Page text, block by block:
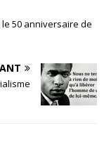
50 anniversaire de